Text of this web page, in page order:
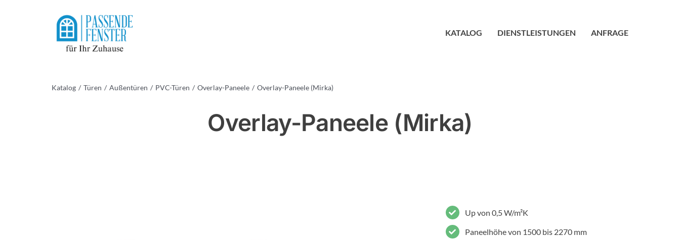
KATALOG DIENSTLEISTUNGEN ANFRAGE
Katalog Türen Außentüren PVC-Türen Overlay-Paneele Overlay-Paneele (Mirka)
Overlay-Paneele (Mirka)
Up von 0,5 W/m²K
Paneelhöhe von 1500 bis 2270 mm